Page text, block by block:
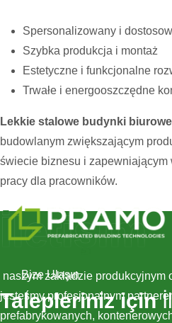
Spersonalizowany i
Szybka produkcja i montaż
Estetyczne i funkcjonalne
Trwałe i energooszczędne
Lekkie stalowe budynki biurowe
budowlanym zwiększającym
świecie biznesu i
pracy dla pracowników.
naszym zakładzie produkcyjnym
jesteśmy profesjonalnym
prefabrykowanych,
İletişim
Bize Ulaşın
Talepleriniz için